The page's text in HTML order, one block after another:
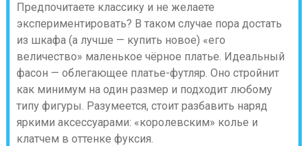
Предпочитаете классику и не желаете
экспериментировать? В таком случае пора достать
из шкафа (а лучше — купить новое) «его
величество» маленькое чёрное платье. Идеальный
фасон — облегающее платье-футляр. Оно стройнит
как минимум на один размер и подходит любому
типу фигуры. Разумеется, стоит разбавить наряд
яркими аксессуарами: «королевским» колье и
клатчем в оттенке фуксия.